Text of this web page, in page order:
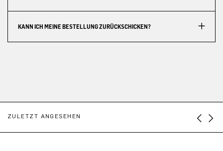
KANN ICH MEINE BESTELLUNG ZURÜCKSCHICKEN?
ZULETZT ANGESEHEN